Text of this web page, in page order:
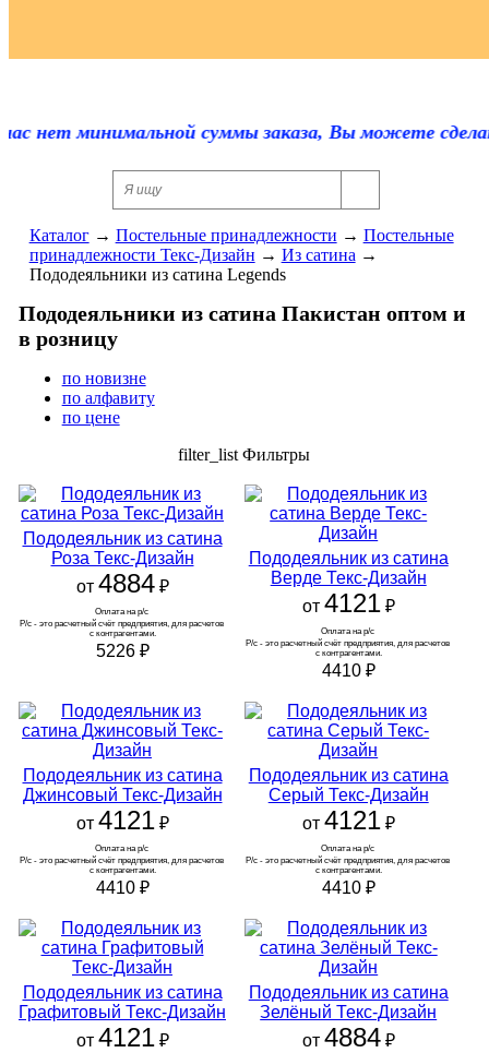
нет минимальной суммы заказа, Вы можете
Каталог→ Постельные принадлежности → Постельные
принадлежности Текс-Дизайн → Из сатина →
Пододеяльники из сатина Legends
Пододеяльники из сатина Пакистан оптом и
в розницу
по новизне
по алфавиту
по цене
filter_list Фильтры
Пододеяльник из сатина
Роза Текс-Дизайн
от 4884₽
Оплата на р/с
Р/с - это расчетный счёт предприятия, для расчетов
с контрагентами.
5226₽
Пододеяльник из сатина
Верде Текс-Дизайн
от 4121₽
Оплата на р/с
Р/с - это расчетный счёт предприятия, для расчетов
с контрагентами.
4410₽
Пододеяльник из сатина
Джинсовый Текс-Дизайн
от 4121₽
Оплата на р/с
Р/с - это расчетный счёт предприятия, для расчетов
с контрагентами.
4410₽
Пододеяльник из сатина
Серый Текс-Дизайн
от 4121₽
Оплата на р/с
Р/с - это расчетный счёт предприятия, для расчетов
с контрагентами.
4410₽
Пододеяльник из сатина
Графитовый Текс-Дизайн
от 4121₽
Пододеяльник из сатина
Зелёный Текс-Дизайн
от 4884₽